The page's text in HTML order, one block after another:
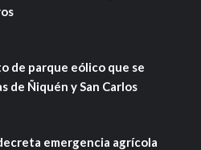
de parque eólico que se
de Ñiquén y San Carlos
emergencia agrícola